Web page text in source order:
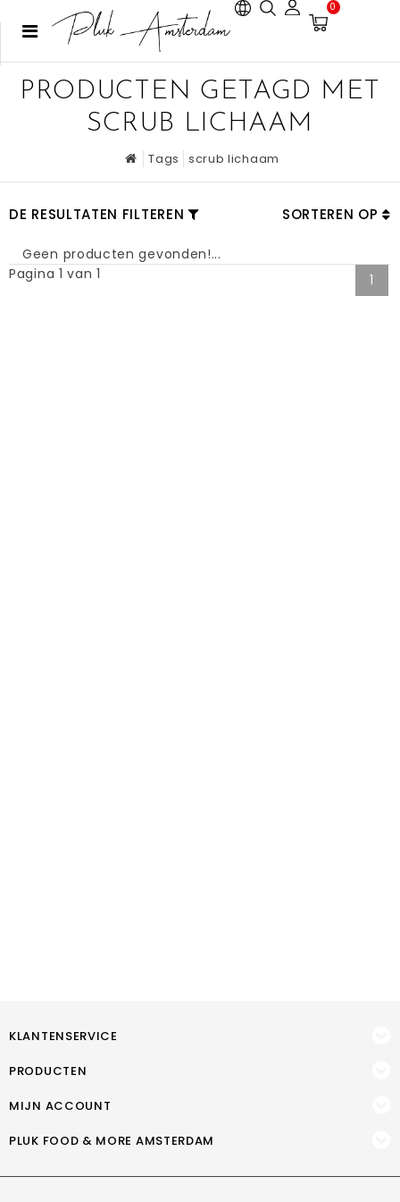
0
PRODUCTEN GETAGD MET
SCRUB LICHAAM
Tags scrub lichaam
DE RESULTATEN FILTEREN SORTEREN OP
Geen producten gevonden!...
Pagina 1 van 1
1
KLANTENSERVICE
PRODUCTEN
MIJN ACCOUNT
PLUK FOOD & MORE AMSTERDAM